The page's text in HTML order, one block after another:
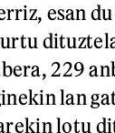
esan
229
lan
lotu